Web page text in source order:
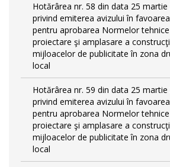
Hotărârea nr. 58 din data 25
privind emiterea avizului în
pentru aprobarea Normelor
proiectare şi amplasare a
mijloacelor de publicitate în zona
local
Hotărârea nr. 59 din data 25
privind emiterea avizului în
pentru aprobarea Normelor
proiectare şi amplasare a
mijloacelor de publicitate în zona
local